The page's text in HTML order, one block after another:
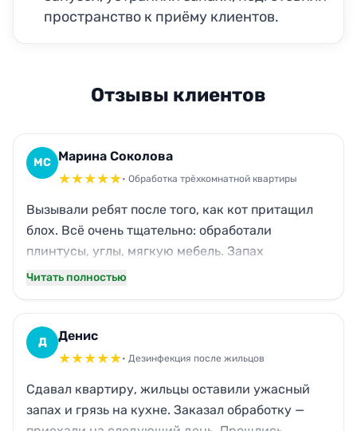
пространство к приёму клиентов.
Отзывы клиентов
МС Марина Соколова
★★★★★• Обработка трёхкомнатной квартиры
Вызывали ребят после того, как кот притащил
блох. Всё очень тщательно: обработали
плинтусы, углы, мягкую мебель. Запах
выветрился быстро, никаких разводов на
день ни одного насекомого, хотя боялась, что
придётся повторять. Спасибо за оперативность!
Читать полностью
Д Денис
★★★★★• Дезинфекция после жильцов
Сдавал квартиру, жильцы оставили ужасный
запах и грязь на кухне. Заказал обработку —